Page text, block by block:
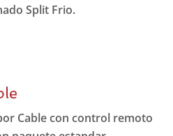
Split Frio.
Cable con control remoto